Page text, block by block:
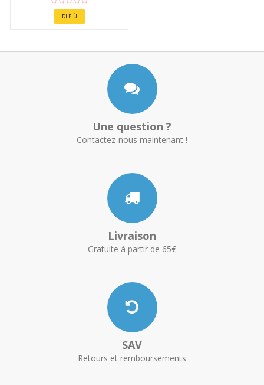
DI PIÙ
Une question ?
Contactez-nous maintenant !
Livraison
Gratuite à partir de 65€
SAV
Retours et remboursements